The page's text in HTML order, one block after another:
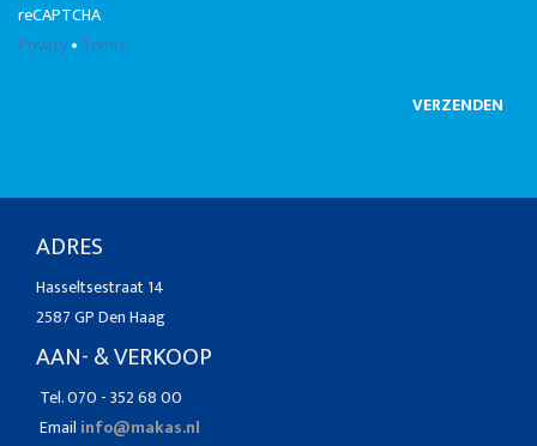
reCAPTCHA
Privacy• Terms
VERZENDEN
ADRES
Hasseltsestraat 14
2587 GP Den Haag
AAN- & VERKOOP
Tel. 070 - 352 68 00
Email info@makas.nl